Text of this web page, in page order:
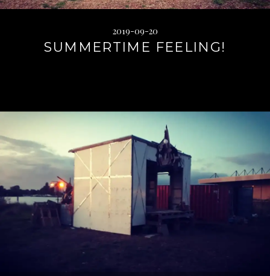
2019-09-20
SUMMERTIME FEELING!